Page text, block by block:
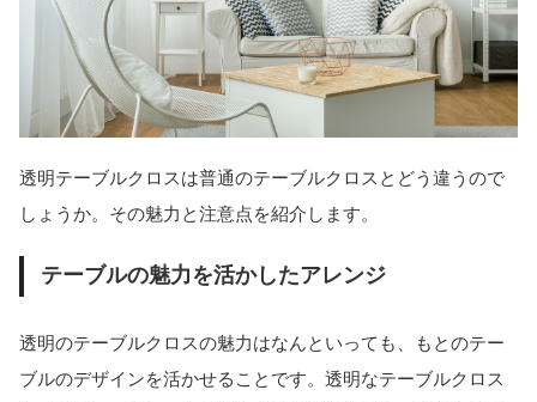
透明テーブルクロスは普通のテーブルクロスとどう違うので
しょうか。その魅力と注意点を紹介します。
テーブルの魅力を活かしたアレンジ
透明のテーブルクロスの魅力はなんといっても、もとのテー
ブルのデザインを活かせることです。透明なテーブルクロス